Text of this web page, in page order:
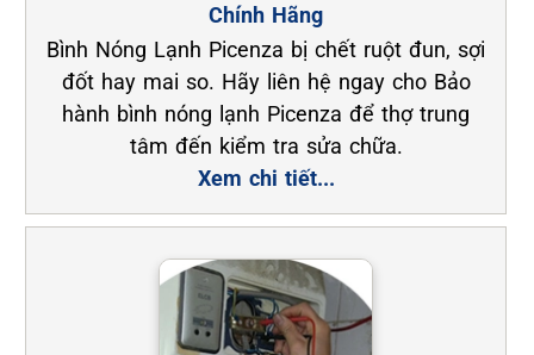
Chính Hãng
Bình Nóng Lạnh Picenza bị chết ruột đun, sợi
đốt hay mai so. Hãy liên hệ ngay cho Bảo
hành bình nóng lạnh Picenza để thợ trung
tâm đến kiểm tra sửa chữa.
Xem chi tiết...